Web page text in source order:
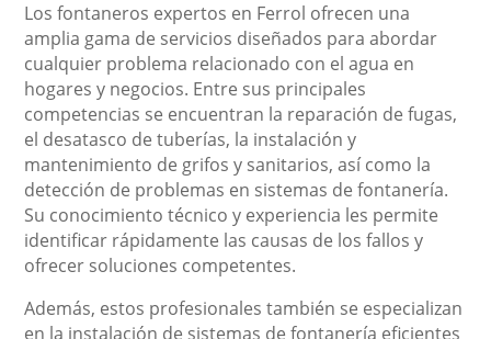
Los fontaneros expertos en Ferrol ofrecen una
amplia gama de servicios diseñados para abordar
cualquier problema relacionado con el agua en
hogares y negocios. Entre sus principales
competencias se encuentran la reparación de fugas,
el desatasco de tuberías, la instalación y
mantenimiento de grifos y sanitarios, así como la
detección de problemas en sistemas de fontanería.
Su conocimiento técnico y experiencia les permite
identificar rápidamente las causas de los fallos y
ofrecer soluciones competentes.
Además, estos profesionales también se especializan
en la instalación de sistemas de fontanería eficientes